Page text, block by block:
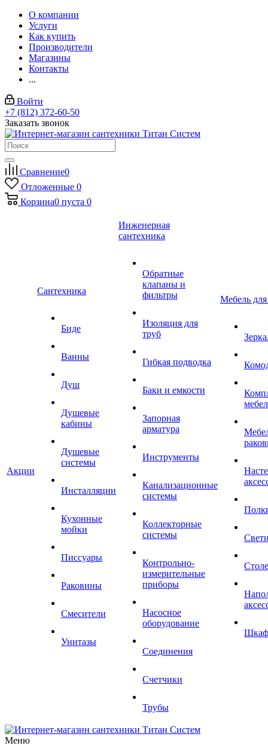
О компании
Услуги
Как купить
Производители
Магазины
Контакты
...
Войти
+7 (812) 372-60-50
Заказать звонок
Сравнение0
Отложенные 0
Корзина0 пуста 0
Акции
Сантехника
Биде
Ванны
Душ
Душевые
кабины
Душевые
системы
Инсталляции
Кухонные
мойки
Писсуары
Раковины
Смесители
Унитазы
Инженерная
сантехника
Обратные
клапаны и
фильтры
Изоляция для
труб
Гибкая подводка
Баки и емкости
Запорная
арматура
Инструменты
Канализационные
системы
Коллекторные
системы
Контрольно-
измерительные
приборы
Насосное
оборудование
Соединения
Счетчики
Трубы
Мебель
Меню